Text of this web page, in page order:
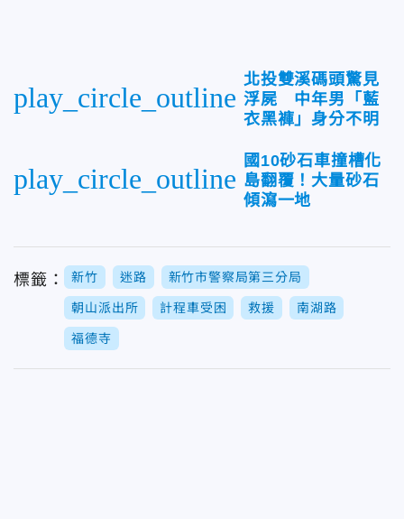
play_circle_outline
北投雙溪碼頭驚見
浮屍 中年男「藍
衣黑褲」身分不明
play_circle_outline
國10砂石車撞槽化
島翻覆！大量砂石
傾瀉一地
標籤： 新竹 迷路 新竹市警察局第三分局
朝山派出所 計程車受困 救援 南湖路
福德寺